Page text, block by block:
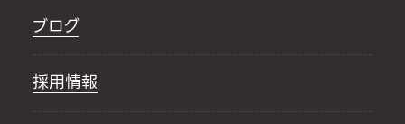
ブログ
採用情報